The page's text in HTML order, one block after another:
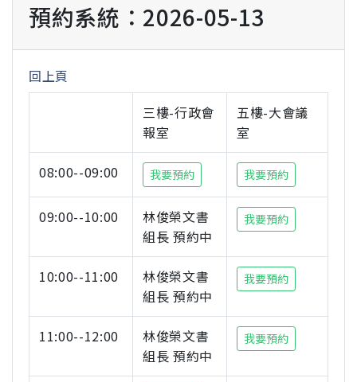
預約系統：2026-05-13
回上頁
三樓-行政會
報室
五樓-大會議
室
08:00--09:00 我要預約 我要預約
09:00--10:00
林俊榮文書
組長 預約中
我要預約
10:00--11:00
林俊榮文書
組長 預約中
我要預約
11:00--12:00
林俊榮文書
組長 預約中
我要預約